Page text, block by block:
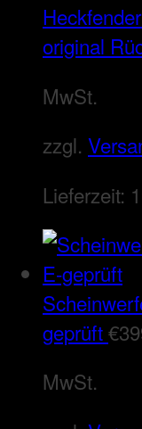
original
MwSt.
zzgl.
Lieferzeit:
geprüft€
MwSt.